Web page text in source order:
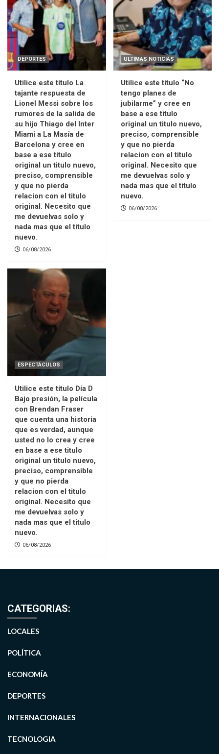
DEPORTES
Utilice este título La
tajante respuesta de
Lionel Messi sobre los
rumores de la salida de
su hijo Thiago del Inter
Miami a La Masía de
Barcelona y cree en
base a ese titulo
original un titulo nuevo,
preciso, comprensible
y que no pierda
relacion con el titulo
original. Necesito que
me devuelvas solo y
nada mas que el titulo
nuevo.
06/08/2026
ULTIMAS NOTICIAS
Utilice este título “No
tengo planes de
jubilarme” y cree en
base a ese titulo
original un titulo nuevo,
preciso, comprensible
y que no pierda
relacion con el titulo
original. Necesito que
me devuelvas solo y
nada mas que el titulo
nuevo.
06/08/2026
ESPECTÁCULOS
Utilice este título Día D
Bajo presión, la película
con Brendan Fraser
que cuenta una historia
que es verdad, aunque
usted no lo crea y cree
en base a ese titulo
original un titulo nuevo,
preciso, comprensible
y que no pierda
relacion con el titulo
original. Necesito que
me devuelvas solo y
nada mas que el titulo
nuevo.
06/08/2026
CATEGORIAS:
LOCALES
POLÍTICA
ECONOMÍA
DEPORTES
INTERNACIONALES
TECNOLOGIA